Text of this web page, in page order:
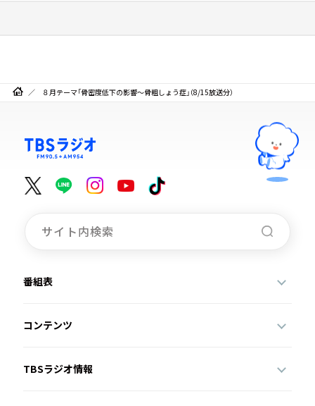
８月テーマ「骨密度低下の影響～骨粗しょう症」（8/15放送分）
番組表
コンテンツ
TBSラジオ情報